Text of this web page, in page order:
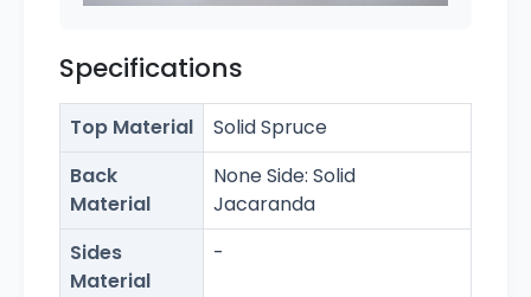
Specifications
Top Material
Solid Spruce
Back
Material
None Side: Solid
Jacaranda
Sides
Material
-